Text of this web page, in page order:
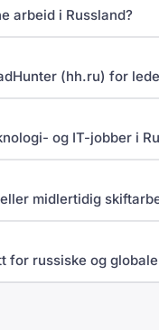
arbeid i Russland?
(hh.ru) for
og IT-jobber i
midlertidig
for russiske og